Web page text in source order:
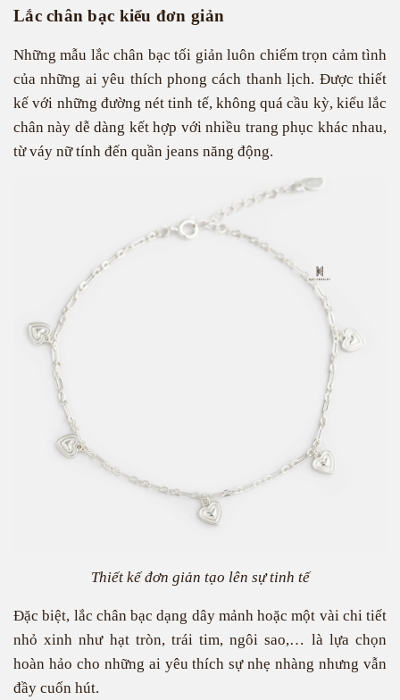
Lắc chân bạc kiểu đơn giản
Những mẫu lắc chân bạc tối giản luôn chiếm trọn cảm tình
của những ai yêu thích phong cách thanh lịch. Được thiết
kế với những đường nét tinh tế, không quá cầu kỳ, kiểu lắc
chân này dễ dàng kết hợp với nhiều trang phục khác nhau,
từ váy nữ tính đến quần jeans năng động.
Thiết kế đơn giản tạo lên sự tinh tế
Đặc biệt, lắc chân bạc dạng dây mảnh hoặc một vài chi tiết
nhỏ xinh như hạt tròn, trái tim, ngôi sao,… là lựa chọn
hoàn hảo cho những ai yêu thích sự nhẹ nhàng nhưng vẫn
đầy cuốn hút.